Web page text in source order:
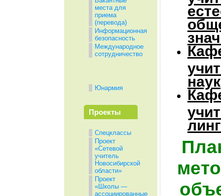
места для
приема
(перевода)
Информационная
безопасность
Международное
сотрудничество
Юнармия
Проекты
Спецклассы
Проект
«Сетевой
учитель
Новосибирской
области»
Проект
«Школы —
ассоциированные
наук